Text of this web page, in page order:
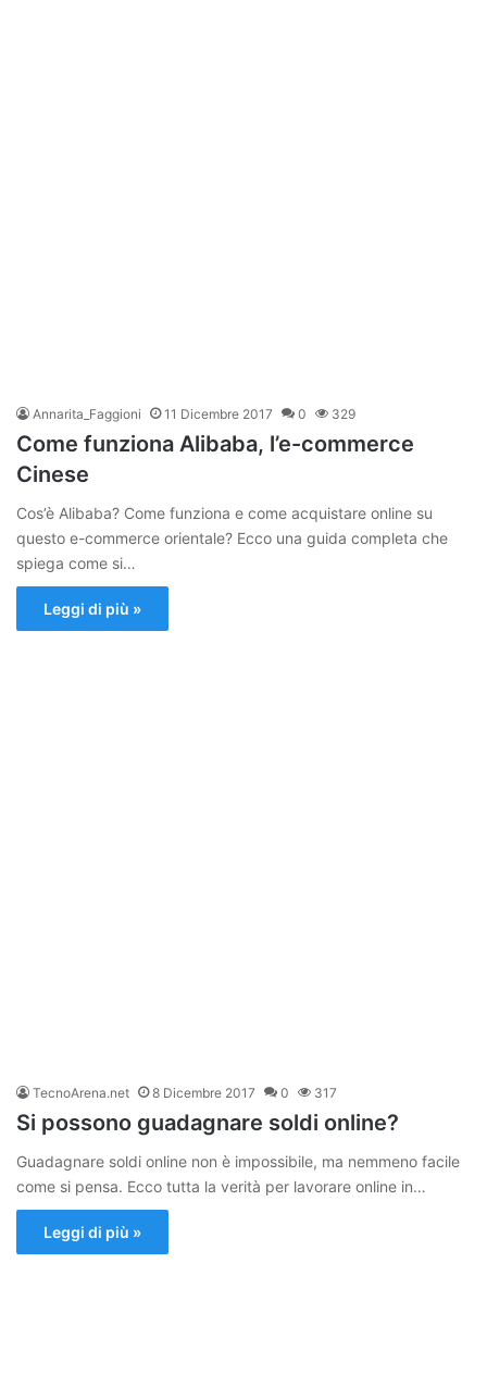
Annarita_Faggioni 11 Dicembre 2017 0 329
Come funziona Alibaba, l’e-commerce
Cinese
Cos’è Alibaba? Come funziona e come acquistare online su
questo e-commerce orientale? Ecco una guida completa che
spiega come si…
Leggi di più »
TecnoArena.net 8 Dicembre 2017 0 317
Si possono guadagnare soldi online?
Guadagnare soldi online non è impossibile, ma nemmeno facile
come si pensa. Ecco tutta la verità per lavorare online in…
Leggi di più »